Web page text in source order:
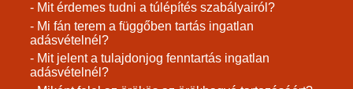
- Mit érdemes tudni a túlépítés szabályairól?
- Mi fán terem a függőben tartás ingatlan
adásvételnél?
- Mit jelent a tulajdonjog fenntartás ingatlan
adásvételnél?